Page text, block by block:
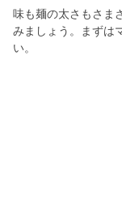
味も麺の太さもさま
みましょう。まずは
い。